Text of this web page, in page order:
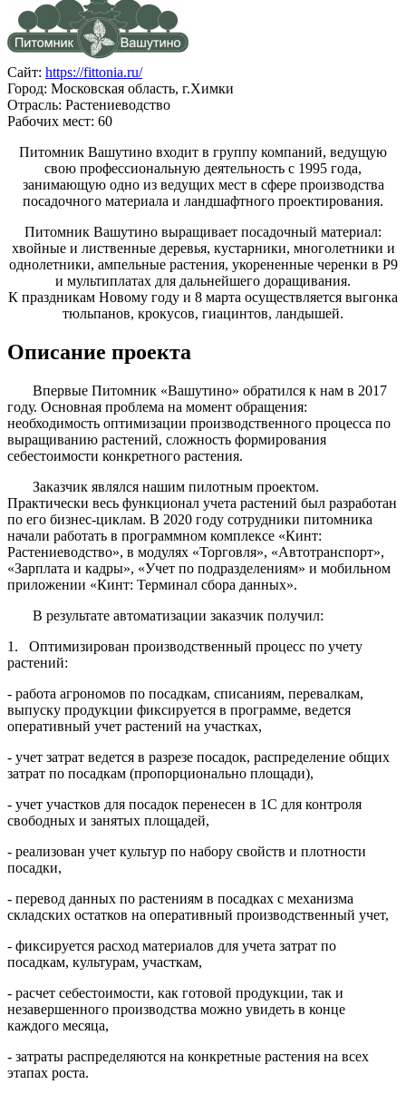
Сайт: https://fittonia.ru/
Город: Московская область, г.Химки
Отрасль: Растениеводство
Рабочих мест: 60
Питомник Вашутино входит в группу компаний, ведущую
свою профессиональную деятельность с 1995 года,
занимающую одно из ведущих мест в сфере производства
посадочного материала и ландшафтного проектирования.
Питомник Вашутино выращивает посадочный материал:
хвойные и лиственные деревья, кустарники, многолетники и
однолетники, ампельные растения, укорененные черенки в Р9
и мультиплатах для дальнейшего доращивания.
К праздникам Новому году и 8 марта осуществляется выгонка
тюльпанов, крокусов, гиацинтов, ландышей.
Описание проекта
Впервые Питомник «Вашутино» обратился к нам в 2017
году. Основная проблема на момент обращения:
необходимость оптимизации производственного процесса по
выращиванию растений, сложность формирования
себестоимости конкретного растения.
Заказчик являлся нашим пилотным проектом.
Практически весь функционал учета растений был разработан
по его бизнес-циклам. В 2020 году сотрудники питомника
начали работать в программном комплексе «Кинт:
Растениеводство», в модулях «Торговля», «Автотранспорт»,
«Зарплата и кадры», «Учет по подразделениям» и мобильном
приложении «Кинт: Терминал сбора данных».
В результате автоматизации заказчик получил:
1. Оптимизирован производственный процесс по учету
растений:
- работа агрономов по посадкам, списаниям, перевалкам,
выпуску продукции фиксируется в программе, ведется
оперативный учет растений на участках,
- учет затрат ведется в разрезе посадок, распределение общих
затрат по посадкам (пропорционально площади),
- учет участков для посадок перенесен в 1С для контроля
свободных и занятых площадей,
- реализован учет культур по набору свойств и плотности
посадки,
- перевод данных по растениям в посадках с механизма
складских остатков на оперативный производственный учет,
- фиксируется расход материалов для учета затрат по
посадкам, культурам, участкам,
- расчет себестоимости, как готовой продукции, так и
незавершенного производства можно увидеть в конце
каждого месяца,
- затраты распределяются на конкретные растения на всех
этапах роста.